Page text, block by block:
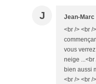
J Jean-
<br /> <br /
vous
neige ...<br
bien aussi
<br /> <br /